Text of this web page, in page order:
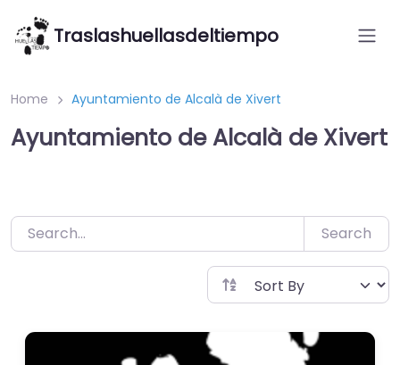
Saltar
contenido
Traslashuellasdeltiempo
Home Ayuntamiento de Alcalà de Xivert
Ayuntamiento de Alcalà de Xivert
Search